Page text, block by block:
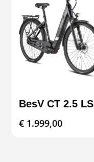
BesV CT 2.5 LS
€ 1.999,00